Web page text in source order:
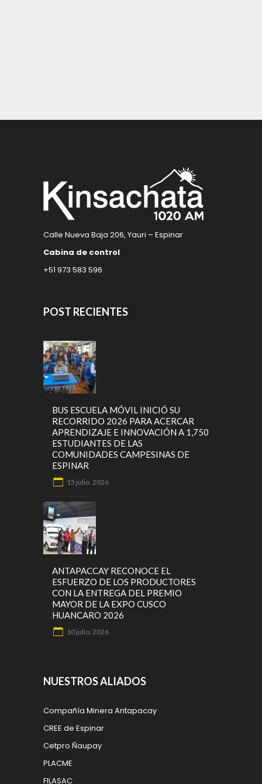
Calle Nueva Baja 206, Yauri – Espinar
Cabina de control
+51 973 583 596
POST RECIENTES
BUS ESCUELA MÓVIL INICIÓ SU
RECORRIDO 2026 PARA ACERCAR
APRENDIZAJE E INNOVACIÓN A 1,750
ESTUDIANTES DE LAS
COMUNIDADES CAMPESINAS DE
ESPINAR
15 julio, 2026
ANTAPACCAY RECONOCE EL
ESFUERZO DE LOS PRODUCTORES
CON LA ENTREGA DEL PREMIO
MAYOR DE LA EXPO CUSCO
HUANCARO 2026
10 julio, 2026
NUESTROS ALIADOS
Compañía Minera Antapacay
CREE de Espinar
Cetpro Ñaupay
PLACME
FILASAC